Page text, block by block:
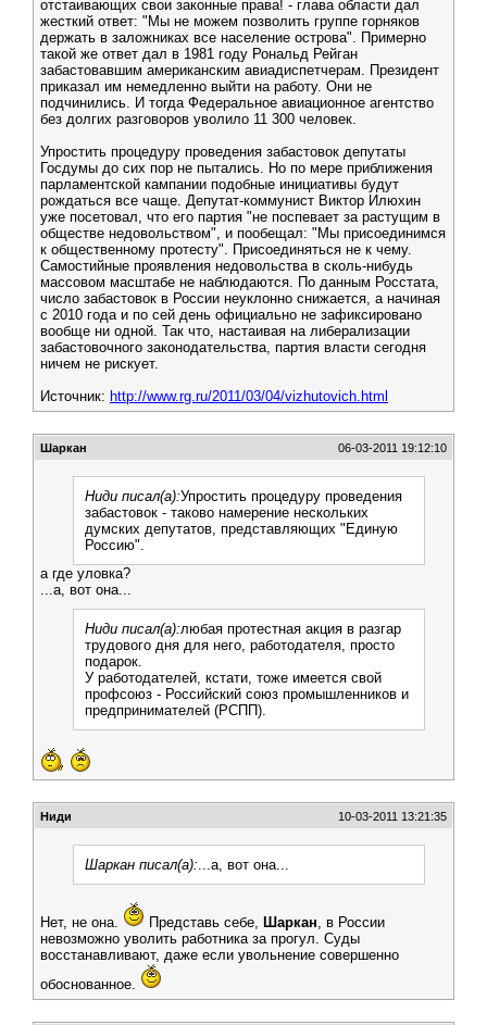
отстаивающих свои законные права! - глава области дал
жесткий ответ: "Мы не можем позволить группе горняков
держать в заложниках все население острова". Примерно
такой же ответ дал в 1981 году Рональд Рейган
забастовавшим американским авиадиспетчерам. Президент
приказал им немедленно выйти на работу. Они не
подчинились. И тогда Федеральное авиационное агентство
без долгих разговоров уволило 11 300 человек.
Упростить процедуру проведения забастовок депутаты
Госдумы до сих пор не пытались. Но по мере приближения
парламентской кампании подобные инициативы будут
рождаться все чаще. Депутат-коммунист Виктор Илюхин
уже посетовал, что его партия "не поспевает за растущим в
обществе недовольством", и пообещал: "Мы присоединимся
к общественному протесту". Присоединяться не к чему.
Самостийные проявления недовольства в сколь-нибудь
массовом масштабе не наблюдаются. По данным Росстата,
число забастовок в России неуклонно снижается, а начиная
с 2010 года и по сей день официально не зафиксировано
вообще ни одной. Так что, настаивая на либерализации
забастовочного законодательства, партия власти сегодня
ничем не рискует.
Источник: http://www.rg.ru/2011/03/04/vizhutovich.html
Шаркан 06-03-2011 19:12:10
Ниди писал(а):Упростить процедуру проведения
забастовок - таково намерение нескольких
думских депутатов, представляющих "Единую
Россию".
а где уловка?
...а, вот она...
Ниди писал(а):любая протестная акция в разгар
трудового дня для него, работодателя, просто
подарок.
У работодателей, кстати, тоже имеется свой
профсоюз - Российский союз промышленников и
предпринимателей (РСПП).
Ниди 10-03-2011 13:21:35
Шаркан писал(а):...а, вот она...
Нет, не она. Представь себе, Шаркан, в России
невозможно уволить работника за прогул. Суды
восстанавливают, даже если увольнение совершенно
обоснованное.